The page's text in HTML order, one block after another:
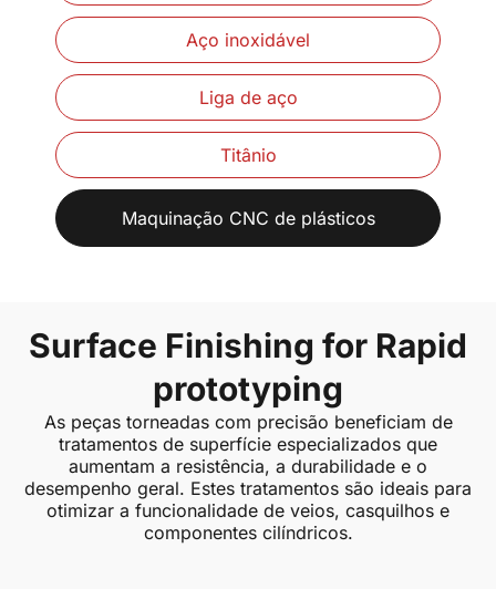
Maquinação CNC de plásticos
Aço inoxidável
Liga de aço
Titânio
Surface Finishing for Rapid
prototyping
As peças torneadas com precisão beneficiam de
tratamentos de superfície especializados que
aumentam a resistência, a durabilidade e o
desempenho geral. Estes tratamentos são ideais para
otimizar a funcionalidade de veios, casquilhos e
componentes cilíndricos.